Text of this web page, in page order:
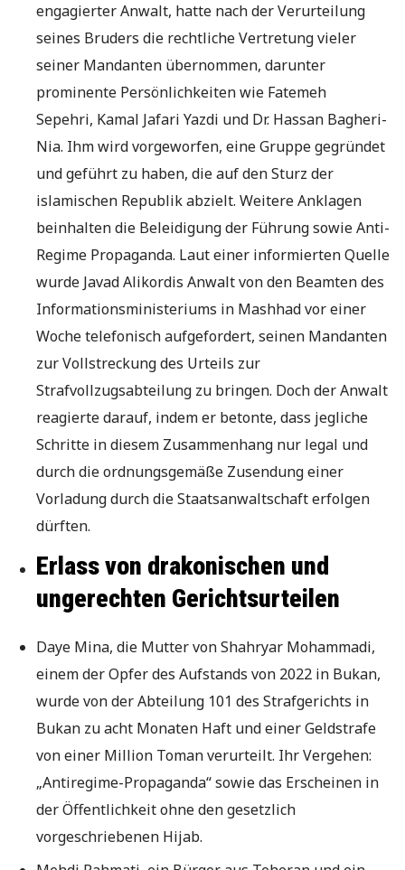
engagierter Anwalt, hatte nach der Verurteilung
seines Bruders die rechtliche Vertretung vieler
seiner Mandanten übernommen, darunter
prominente Persönlichkeiten wie Fatemeh
Sepehri, Kamal Jafari Yazdi und Dr. Hassan Bagheri-
Nia. Ihm wird vorgeworfen, eine Gruppe gegründet
und geführt zu haben, die auf den Sturz der
islamischen Republik abzielt. Weitere Anklagen
beinhalten die Beleidigung der Führung sowie Anti-
Regime Propaganda. Laut einer informierten Quelle
wurde Javad Alikordis Anwalt von den Beamten des
Informationsministeriums in Mashhad vor einer
Woche telefonisch aufgefordert, seinen Mandanten
zur Vollstreckung des Urteils zur
Strafvollzugsabteilung zu bringen. Doch der Anwalt
reagierte darauf, indem er betonte, dass jegliche
Schritte in diesem Zusammenhang nur legal und
durch die ordnungsgemäße Zusendung einer
Vorladung durch die Staatsanwaltschaft erfolgen
dürften.
Erlass von drakonischen und
ungerechten Gerichtsurteilen
Daye Mina, die Mutter von Shahryar Mohammadi,
einem der Opfer des Aufstands von 2022 in Bukan,
wurde von der Abteilung 101 des Strafgerichts in
Bukan zu acht Monaten Haft und einer Geldstrafe
von einer Million Toman verurteilt. Ihr Vergehen:
„Antiregime-Propaganda“ sowie das Erscheinen in
der Öffentlichkeit ohne den gesetzlich
vorgeschriebenen Hijab.